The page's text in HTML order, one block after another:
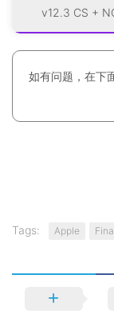
v12.3 CS +
如有问题，在下
Tags: Apple